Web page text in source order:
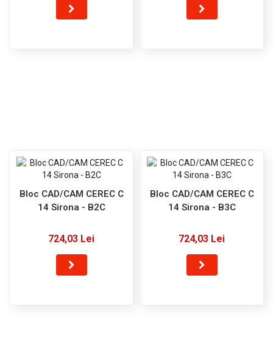
Bloc CAD/CAM CEREC C
14 Sirona - B2C
724,03 Lei
Bloc CAD/CAM CEREC C
14 Sirona - B3C
724,03 Lei